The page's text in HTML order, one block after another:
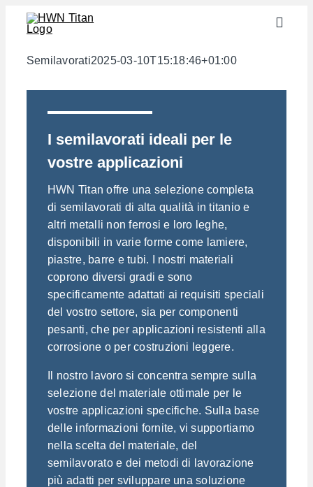
Skip
Toggle
Settori
Semilavorati
Materiali
Servizi
Chi siamo
Contatto
Calcolatore di peso
Semilavorati2025-03-10T15:18:46+01:00
I semilavorati ideali per le
vostre applicazioni
HWN Titan offre una selezione completa
di semilavorati di alta qualità in titanio e
altri metalli non ferrosi e loro leghe,
disponibili in varie forme come lamiere,
piastre, barre e tubi. I nostri materiali
coprono diversi gradi e sono
specificamente adattati ai requisiti speciali
del vostro settore, sia per componenti
pesanti, che per applicazioni resistenti alla
corrosione o per costruzioni leggere.
Il nostro lavoro si concentra sempre sulla
selezione del materiale ottimale per le
vostre applicazioni specifiche. Sulla base
delle informazioni fornite, vi supportiamo
nella scelta del materiale, del
semilavorato e dei metodi di lavorazione
più adatti per sviluppare una soluzione